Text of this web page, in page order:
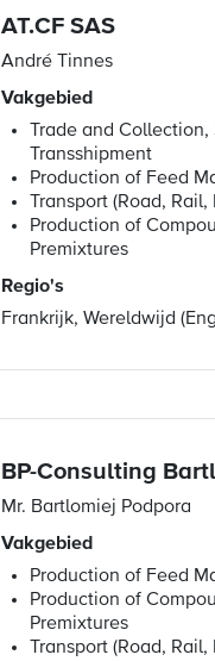
AT.CF SAS
André Tinnes
Vakgebied
Trade and
Transshipment
Production of Feed
Transport (Road,
Production of
Premixtures
Regio's
Frankrijk, Wereldwijd
BP-Consulting
Mr. Bartlomiej Podpora
Vakgebied
Production of Feed
Production of
Premixtures
Transport (Road,